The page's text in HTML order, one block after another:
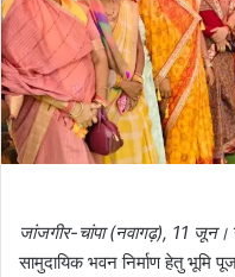
जांजगीर-चांपा (नवागढ़), 11 जून।
सामुदायिक भवन निर्माण हेतु